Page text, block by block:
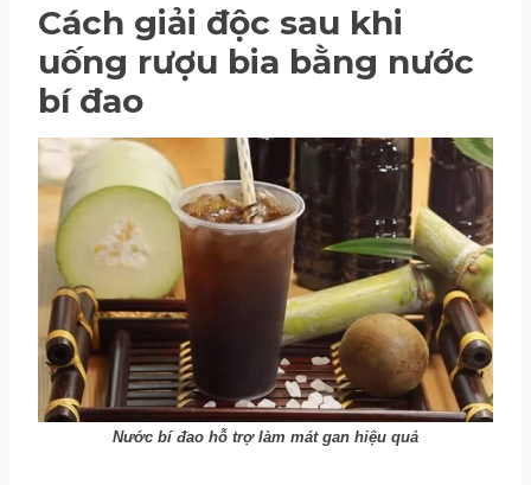
Cách giải độc sau khi
uống rượu bia bằng nước
bí đao
Nước bí đao hỗ trợ làm mát gan hiệu quả